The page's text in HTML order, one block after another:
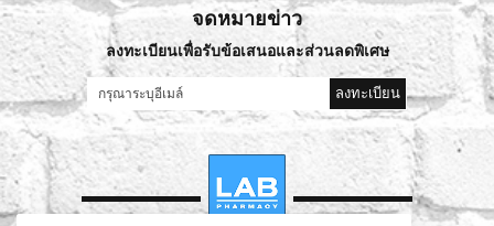
จดหมายข่าว
ลงทะเบียนเพื่อรับข้อเสนอและส่วนลดพิเศษ
ลงทะเบียน